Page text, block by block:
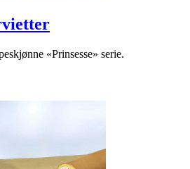
«Prinsesse» serie.